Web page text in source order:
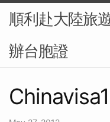
順利赴大陸旅
辦台胞證